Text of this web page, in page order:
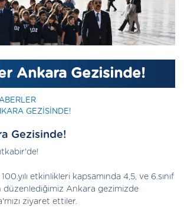
Ankara Gezisinde!
GEZISINDE!
Gezisinde!
etkinlikleri kapsamında 4,5, ve 6.sınıf
düzenlediğimiz Ankara gezimizde
ziyaret ettiler.